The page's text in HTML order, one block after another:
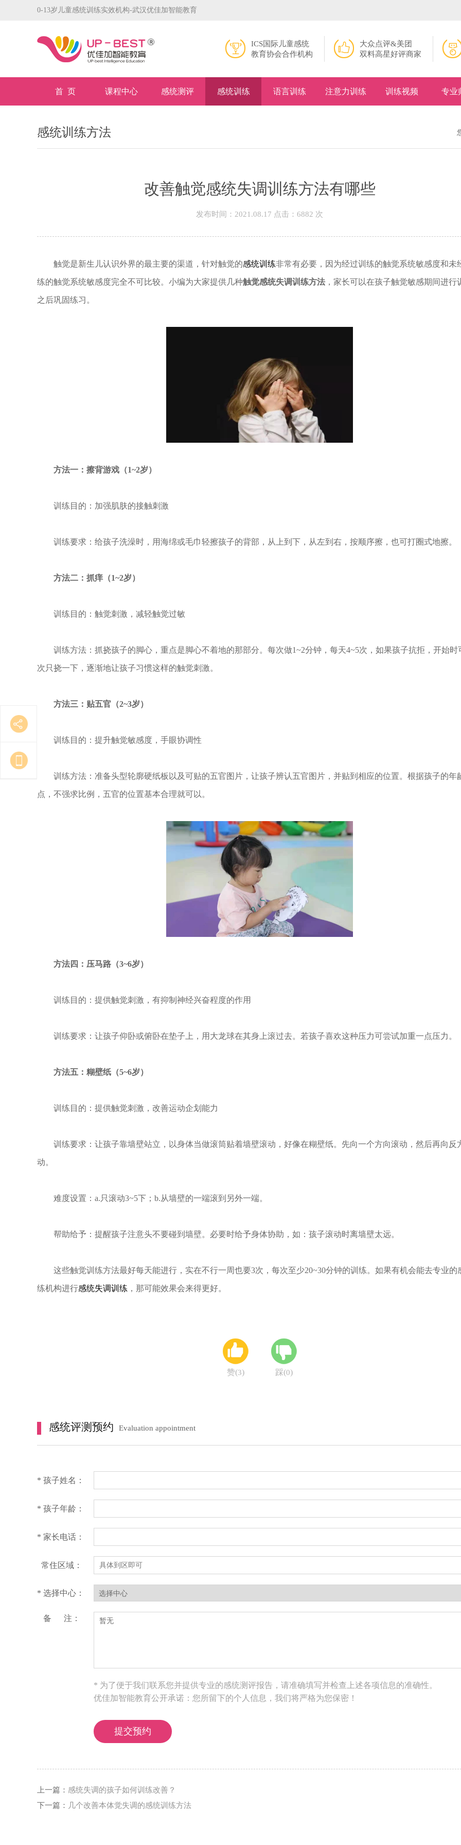
0-13岁儿童感统训练实效机构-武汉优佳加智能教育
大众点评&美团
双料高星好评商家
ICS国际儿童感统
教育协会合作机构
首 页 课程中心 感统测评 感统训练 语言训练 注意力训练 训练视频 专业
感统训练方法
改善触觉感统失调训练方法有哪些
发布时间：2021.08.17 点击：6882 次
触觉是新生儿认识外界的最主要的渠道，针对触觉的感统训练非常有必要，因为经过训练的触觉系统敏感度和未
练的触觉系统敏感度完全不可比较。小编为大家提供几种触觉感统失调训练方法 ，家长可以在孩子触觉敏感期间进行
之后巩固练习。
方法一：擦背游戏（1~2岁）
训练目的：加强肌肤的接触刺激
训练要求：给孩子洗澡时，用海绵或毛巾轻擦孩子的背部，从上到下，从左到右，按顺序擦，也可打圈式地擦。
方法二：抓痒（1~2岁）
训练目的：触觉刺激，减轻触觉过敏
训练方法：抓挠孩子的脚心，重点是脚心不着地的那部分。每次做1~2分钟，每天4~5次，如果孩子抗拒，开始时
次只挠一下，逐渐地让孩子习惯这样的触觉刺激。
方法三：贴五官（2~3岁）
训练目的：提升触觉敏感度，手眼协调性
训练方法：准备头型轮廓硬纸板以及可贴的五官图片，让孩子辨认五官图片，并贴到相应的位置。根据孩子的年
点，不强求比例，五官的位置基本合理就可以。
方法四：压马路（3~6岁）
训练目的：提供触觉刺激，有抑制神经兴奋程度的作用
训练要求：让孩子仰卧或俯卧在垫子上，用大龙球在其身上滚过去。若孩子喜欢这种压力可尝试加重一点压力。
方法五：糊壁纸（5~6岁）
训练目的：提供触觉刺激，改善运动企划能力
训练要求：让孩子靠墙壁站立，以身体当做滚筒贴着墙壁滚动，好像在糊壁纸。先向一个方向滚动，然后再向反
动。
难度设置：a.只滚动3~5下；b.从墙壁的一端滚到另外一端。
帮助给予：提醒孩子注意头不要碰到墙壁。必要时给予身体协助，如：孩子滚动时离墙壁太远。
这些触觉训练方法最好每天能进行，实在不行一周也要3次，每次至少20~30分钟的训练。如果有机会能去专业的
练机构进行感统失调训练 ，那可能效果会来得更好。
赞(3) 踩(0)
感统评测预约 Evaluation appointment
* 孩子姓名：
* 孩子年龄：
* 家长电话：
常住区域：
* 选择中心：
备 注：
* 为了便于我们联系您并提供专业的感统测评报告，请准确填写并检查上述各项信息的准确性。
优佳加智能教育公开承诺：您所留下的个人信息，我们将严格为您保密！
上一篇： 感统失调的孩子如何训练改善？
下一篇： 几个改善本体觉失调的感统训练方法